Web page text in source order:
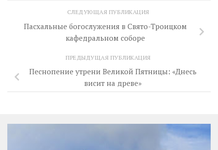
СЛЕДУЮЩАЯ ПУБЛИКАЦИЯ
Пасхальные богослужения в Свято-Троицком
кафедральном соборе
ПРЕДЫДУЩАЯ ПУБЛИКАЦИЯ
Песнопение утрени Великой Пятницы: «Днесь
висит на древе»